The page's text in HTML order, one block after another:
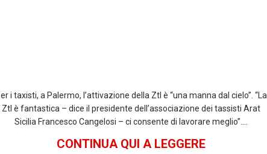
i taxisti, a Palermo, l’attivazione della Ztl è “una manna dal cielo”. “La
Ztl è fantastica – dice il presidente dell’associazione dei tassisti Arat
Sicilia Francesco Cangelosi – ci consente di lavorare meglio”….
CONTINUA QUI A LEGGERE